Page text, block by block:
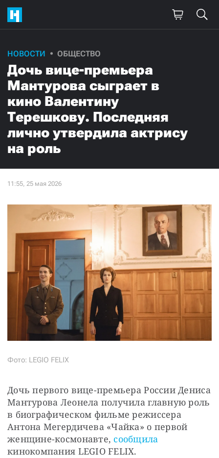
НОВОСТИ ОБЩЕСТВО
Дочь вице-премьера
Мантурова сыграет в
кино Валентину
Терешкову. Последняя
лично утвердила актрису
на роль
Фото: LEGIO FELIХ
Дочь первого вице-премьера России Дениса
Мантурова Леонела получила главную роль
в биографическом фильме режиссера
Антона Мегердичева «Чайка» о первой
женщине-космонавте, сообщила
кинокомпания LEGIO FELIХ.